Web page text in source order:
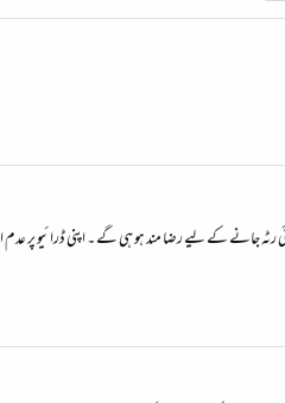
رٹہ جانے کے لیے رضا مند ہو ہی گے ۔ اپنی ڈرائیو پر